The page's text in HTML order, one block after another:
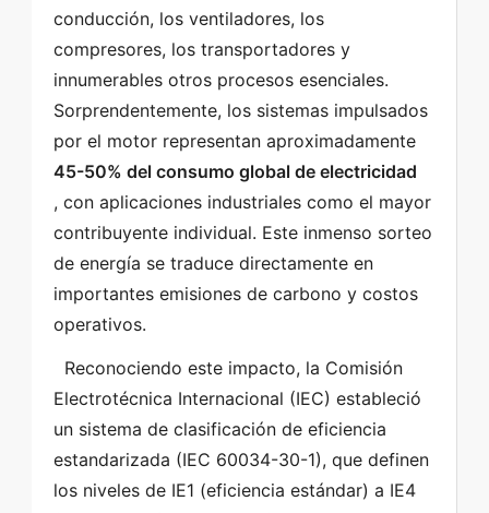
conducción, los ventiladores, los
compresores, los transportadores y
innumerables otros procesos esenciales.
Sorprendentemente, los sistemas impulsados ​​
, con aplicaciones industriales como el mayor
contribuyente individual. Este inmenso sorteo
de energía se traduce directamente en
importantes emisiones de carbono y costos
operativos.
Electrotécnica Internacional (IEC) estableció
un sistema de clasificación de eficiencia
estandarizada (IEC 60034-30-1), que definen
los niveles de IE1 (eficiencia estándar) a IE4